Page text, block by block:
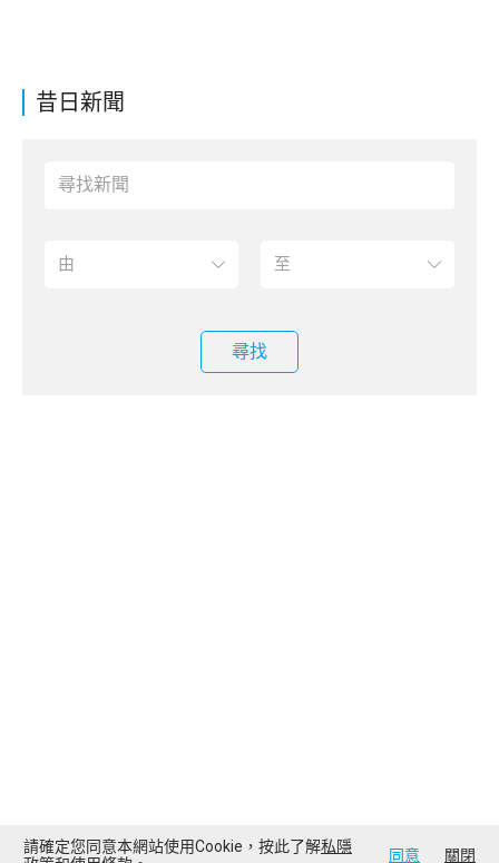
昔日新聞
尋找
請確定您同意本網站使用Cookie，按此了解私隱
同意 關閉